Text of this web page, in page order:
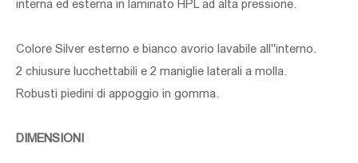
interna ed esterna in laminato HPL ad alta pressione.
Colore Silver esterno e bianco avorio lavabile all''interno.
2 chiusure lucchettabili e 2 maniglie laterali a molla.
Robusti piedini di appoggio in gomma.
DIMENSIONI